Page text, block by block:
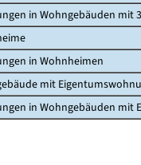
in Wohngebäuden mit
in Wohnheimen
mit
in Wohngebäuden mit